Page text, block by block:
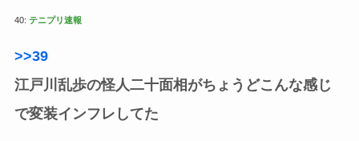
40: テニプリ速報
>>39
江戸川乱歩の怪人二十面相がちょうどこんな感じ
で変装インフレしてた